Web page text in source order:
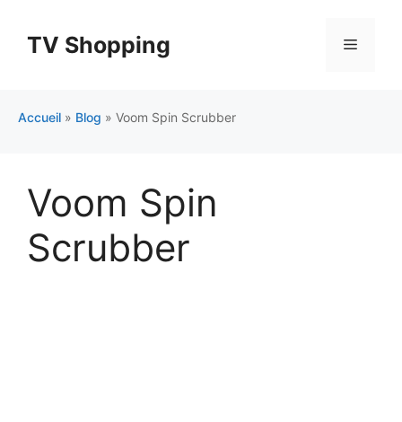
contenuTV Shopping Menu
Accueil » Blog » Voom Spin Scrubber
Voom Spin
Scrubber